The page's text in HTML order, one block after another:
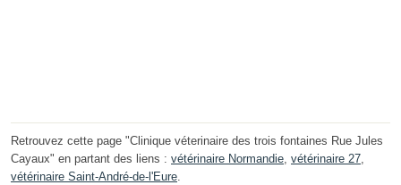
Retrouvez cette page "Clinique véterinaire des trois fontaines Rue Jules
Cayaux" en partant des liens : vétérinaire Normandie, vétérinaire 27,
vétérinaire Saint-André-de-l'Eure.